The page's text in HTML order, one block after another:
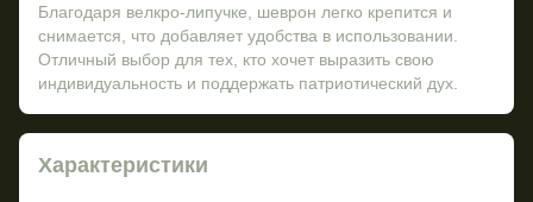
Благодаря велкро-липучке, шеврон легко крепится и
снимается, что добавляет удобства в использовании.
Отличный выбор для тех, кто хочет выразить свою
индивидуальность и поддержать патриотический дух.
Характеристики